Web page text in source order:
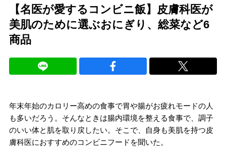
【名医が愛するコンビニ飯】皮膚科医が
美肌のために選ぶおにぎり、総菜など6
商品
年末年始のカロリー高めの食事で胃や腸がお疲れモードの人
も多いだろう。そんなときは腸内環境を整える食事で、調子
のいい体と肌を取り戻したい。そこで、自身も美肌を持つ皮
膚科医におすすめのコンビニフードを聞いた。